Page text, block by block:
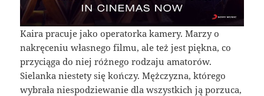
Kaira pracuje jako operatorka kamery. Marzy o
nakręceniu własnego filmu, ale też jest piękna, co
przyciąga do niej różnego rodzaju amatorów.
Sielanka niestety się kończy. Mężczyzna, którego
wybrała niespodziewanie dla wszystkich ją porzuca,